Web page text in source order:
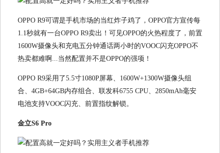
OPPO R9可谓是手机市场的当红炸子鸡了，OPPO官方宣传每
1.1秒就有一台OPPO R9卖出！可见OPPO的火热程度了，前置
1600W摄像头和充电五分钟通话两小时的VOOC闪充OPPO不
热卖都难啊...当然配置并不是OPPO的强项！
OPPO R9采用了5.5寸1080P屏幕、1600W+1300W摄像头组
合、4GB+64GB内存组合、联发科6755 CPU、2850mAh毫安
电池支持VOOC闪充、前置指纹解锁。
金立S6 Pro